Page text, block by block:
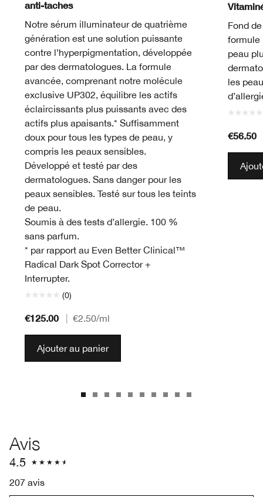
anti-taches
Notre sérum illuminateur de quatrième
génération est une solution puissante
contre l’hyperpigmentation, développée
par des dermatologues. La formule
avancée, comprenant notre molécule
exclusive UP302, équilibre les actifs
éclaircissants plus puissants avec des
actifs plus apaisants.* Suffisamment
doux pour tous les types de peau, y
compris les peaux sensibles.
Développé et testé par des
dermatologues. Sans danger pour les
peaux sensibles. Testé sur tous les teints
de peau.
Soumis à des tests d’allergie. 100 %
sans parfum.
* par rapport au Even Better Clinical™
Radical Dark Spot Corrector +
Interrupter.
(0)
€125.00 €2.50/ml
Ajouter au panier
Fond
formule
peau
les
€56.50
Avis
4.5
207 avis